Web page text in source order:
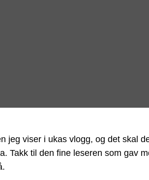
jeg viser i ukas vlogg, og det skal
Takk til den fine leseren som gav